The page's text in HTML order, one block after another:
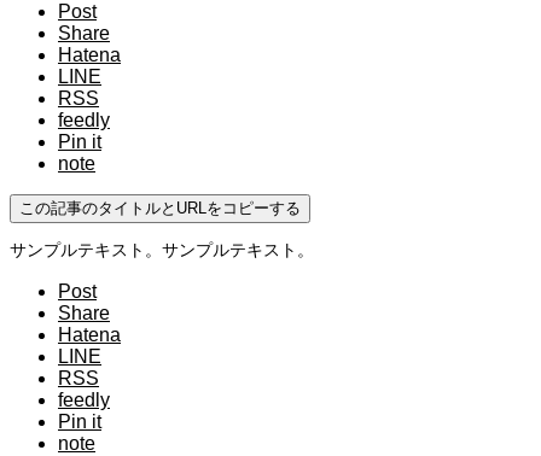
Post
Share
Hatena
LINE
RSS
feedly
Pin it
note
この記事のタイトルとURLをコピーする
サンプルテキスト。サンプルテキスト。
Post
Share
Hatena
LINE
RSS
feedly
Pin it
note